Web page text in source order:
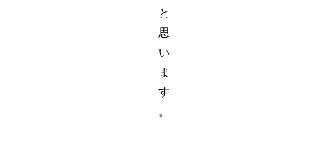
と
思
い
ま
す
。